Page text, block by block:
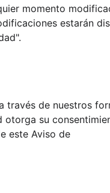
momento
estarán
través de nuestros
su
este Aviso de